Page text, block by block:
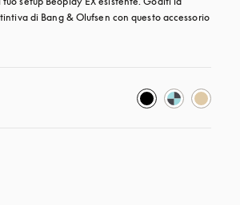
di Bang & Olufsen con questo accessorio